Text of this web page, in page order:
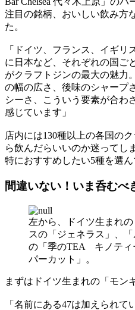
注目の銘柄、おいしい飲み方
た。
「ドイツ、フランス、イギリ
に日本など、それぞれの国ご
がクラフトジンの最大の魅力
の幅の広さ、後味のシャープ
シーさ、こういう要素が合わ
感じています」
店内には130種以上の各国の
ら飲んだらいいのか迷ってし
特におすすめしたい5種を選ん
間違いない！いま呑むべ
左から、ドイツ生まれ
スの「ジェネラス」、
の「季のTEA キノティ
パーカット」。
まずはドイツ生まれの「モン
「名前にある47は加えられ